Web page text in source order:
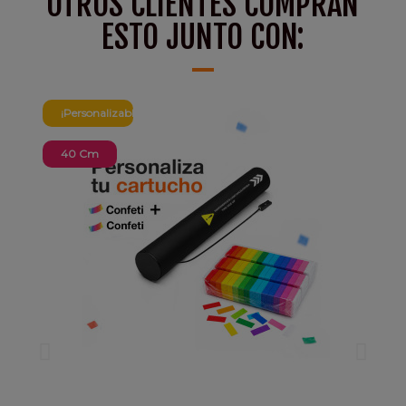
ESTO JUNTO CON:
40 Cm
¡Personalizable!